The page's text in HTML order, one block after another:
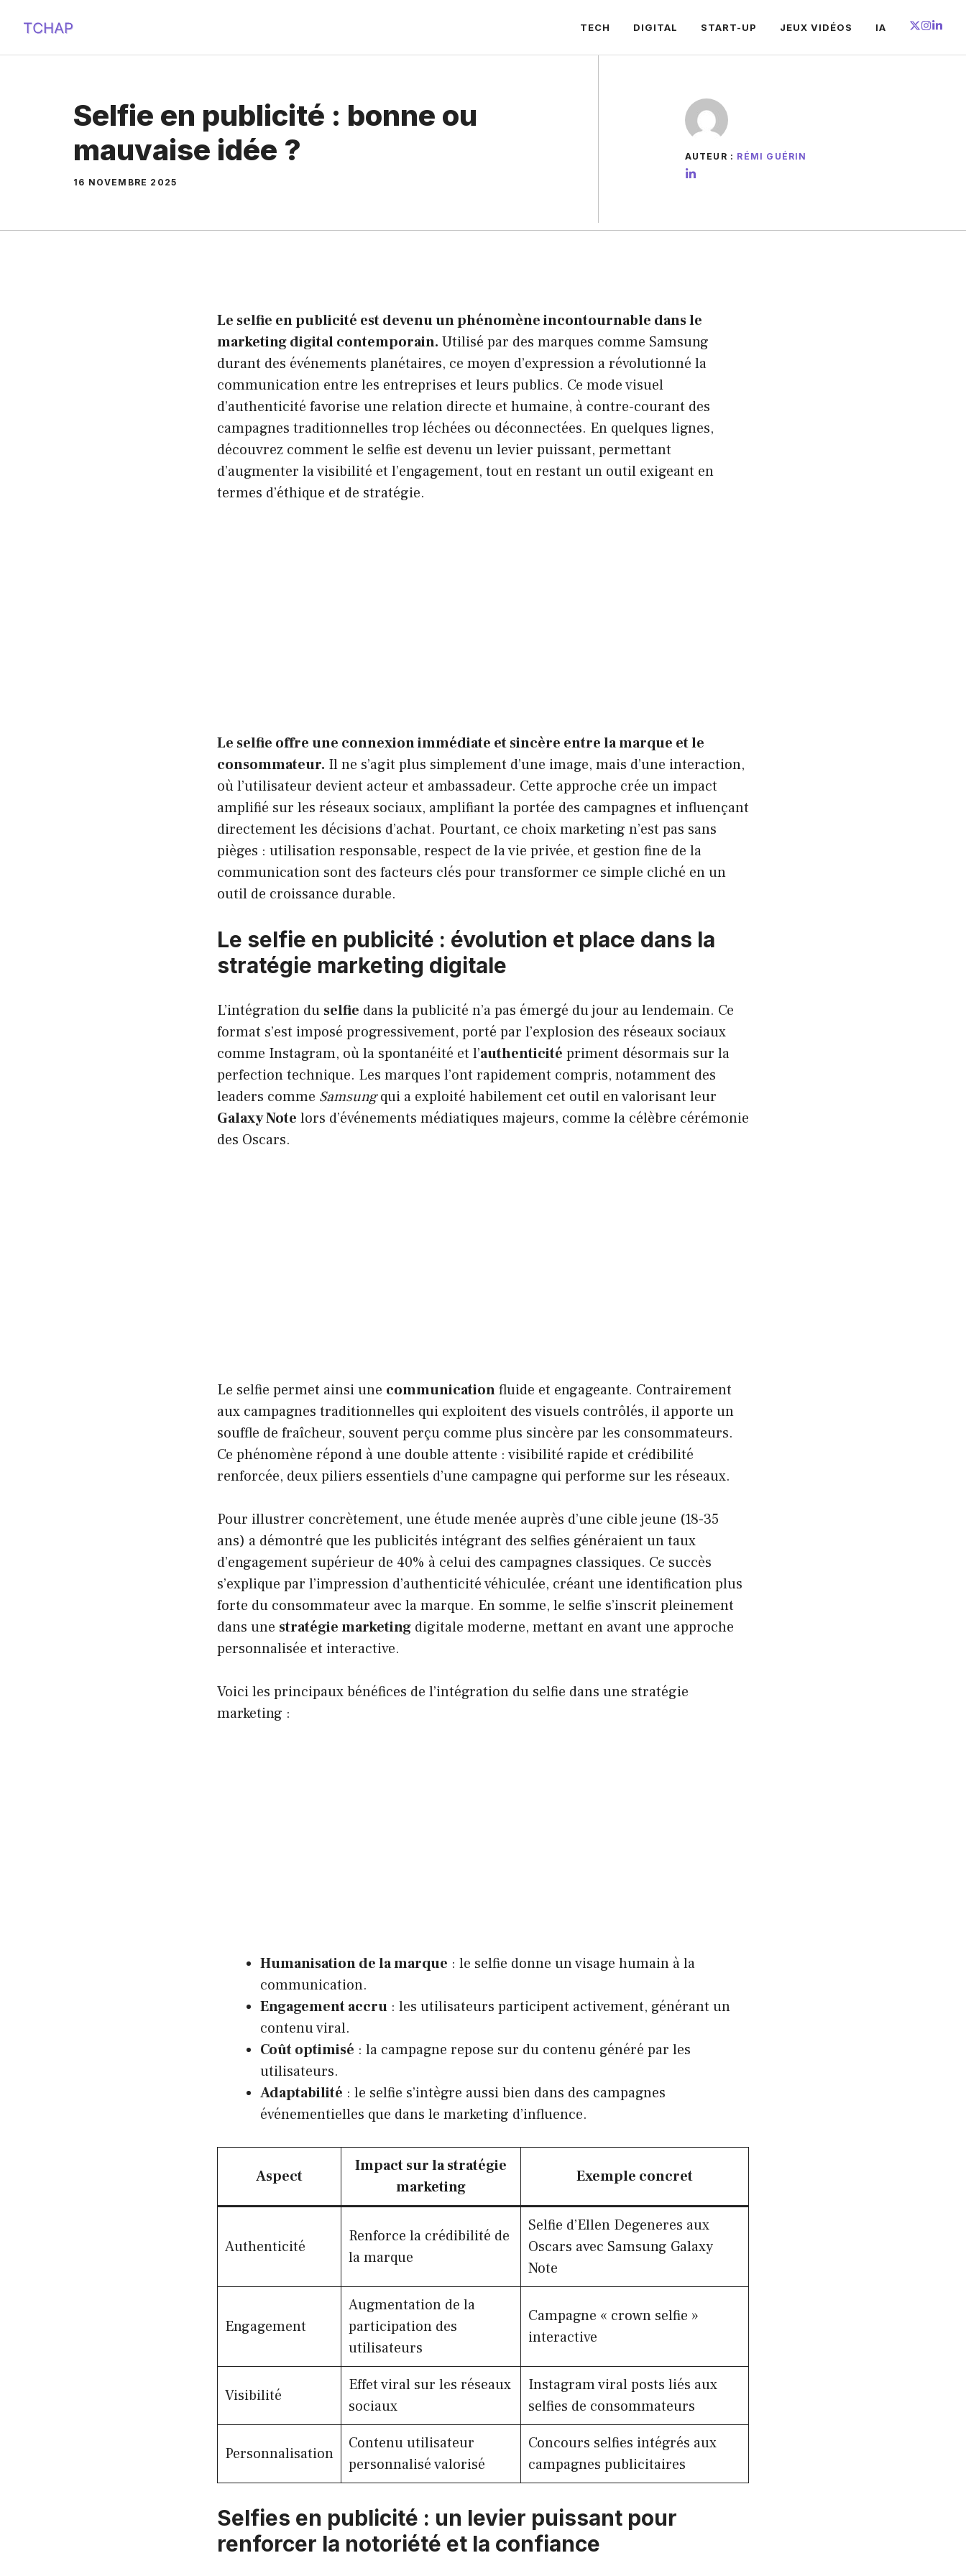
contenu
TECH DIGITAL START-UP JEUX VIDÉOS IA
Selfie en publicité : bonne ou
mauvaise idée ?
16 NOVEMBRE 2025
AUTEUR : RÉMI GUÉRIN
Le selfie en publicité est devenu un phénomène incontournable dans le
marketing digital contemporain. Utilisé par des marques comme Samsung
durant des événements planétaires, ce moyen d’expression a révolutionné la
communication entre les entreprises et leurs publics. Ce mode visuel
d’authenticité favorise une relation directe et humaine, à contre-courant des
campagnes traditionnelles trop léchées ou déconnectées. En quelques lignes,
découvrez comment le selfie est devenu un levier puissant, permettant
d’augmenter la visibilité et l’engagement, tout en restant un outil exigeant en
termes d’éthique et de stratégie.
Le selfie offre une connexion immédiate et sincère entre la marque et le
consommateur. Il ne s’agit plus simplement d’une image, mais d’une interaction,
où l’utilisateur devient acteur et ambassadeur. Cette approche crée un impact
amplifié sur les réseaux sociaux, amplifiant la portée des campagnes et influençant
directement les décisions d’achat. Pourtant, ce choix marketing n’est pas sans
pièges : utilisation responsable, respect de la vie privée, et gestion fine de la
communication sont des facteurs clés pour transformer ce simple cliché en un
outil de croissance durable.
Le selfie en publicité : évolution et place dans la
stratégie marketing digitale
L’intégration du selfie dans la publicité n’a pas émergé du jour au lendemain. Ce
format s’est imposé progressivement, porté par l’explosion des réseaux sociaux
comme Instagram, où la spontanéité et l’authenticité priment désormais sur la
perfection technique. Les marques l’ont rapidement compris, notamment des
leaders comme Samsungqui a exploité habilement cet outil en valorisant leur
Galaxy Note lors d’événements médiatiques majeurs, comme la célèbre cérémonie
des Oscars.
Le selfie permet ainsi une communicationfluide et engageante. Contrairement
aux campagnes traditionnelles qui exploitent des visuels contrôlés, il apporte un
souffle de fraîcheur, souvent perçu comme plus sincère par les consommateurs.
Ce phénomène répond à une double attente : visibilité rapide et crédibilité
renforcée, deux piliers essentiels d’une campagne qui performe sur les réseaux.
Pour illustrer concrètement, une étude menée auprès d’une cible jeune (18-35
ans) a démontré que les publicités intégrant des selfies généraient un taux
d’engagement supérieur de 40% à celui des campagnes classiques. Ce succès
s’explique par l’impression d’authenticité véhiculée, créant une identification plus
forte du consommateur avec la marque. En somme, le selfie s’inscrit pleinement
dans une stratégie marketing digitale moderne, mettant en avant une approche
personnalisée et interactive.
Voici les principaux bénéfices de l’intégration du selfie dans une stratégie
marketing :
Humanisation de la marque : le selfie donne un visage humain à la
communication.
Engagement accru : les utilisateurs participent activement, générant un
contenu viral.
Coût optimisé : la campagne repose sur du contenu généré par les
utilisateurs.
Adaptabilité : le selfie s’intègre aussi bien dans des campagnes
événementielles que dans le marketing d’influence.
Aspect
Impact sur la stratégie
marketing
Exemple concret
Authenticité
Renforce la crédibilité de
la marque
Selfie d’Ellen Degeneres aux
Oscars avec Samsung Galaxy
Note
Engagement
Augmentation de la
participation des
utilisateurs
Campagne « crown selfie »
interactive
Visibilité
Effet viral sur les réseaux
sociaux
Instagram viral posts liés aux
selfies de consommateurs
Personnalisation
Contenu utilisateur
personnalisé valorisé
Concours selfies intégrés aux
campagnes publicitaires
Selfies en publicité : un levier puissant pour
renforcer la notoriété et la confiance